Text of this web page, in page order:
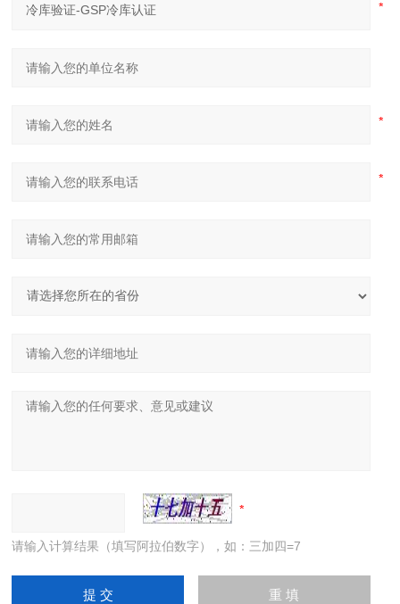
请输入计算结果（填写阿拉伯数字），如：三加四=7